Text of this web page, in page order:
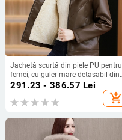
Jachetă scurtă din piele PU pentru
femei, cu guler mare detașabil din
blană, căptuțită cu fleece, cald
291.23 - 386.57 Lei
add_shopping_cart